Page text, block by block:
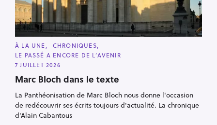
C
A
T
E
O
R
E
S
À LA UNE
CHRONIQUES
LE PASSÉ A ENCORE DE L’AVENIR
7 JUILLET 2026
Marc Bloch dans le texte
La Panthéonisation de Marc Bloch nous donne l'occasion
de redécouvrir ses écrits toujours d'actualité. La chronique
d'Alain Cabantous